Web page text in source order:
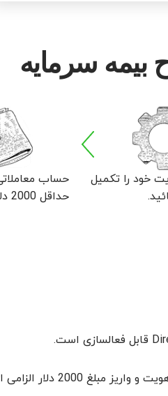
سرمایه
خود را تکمیل
حساب
حداقل 2000 دلار شارژ نمائید.
قابل فعالسازی است.
دلار الزامی است.